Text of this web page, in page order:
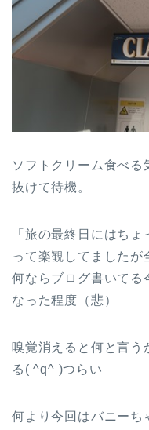
ソフトクリーム食べ
抜けて待機。
「旅の最終日にはち
って楽観してましたが
何ならブログ書いてる
なった程度（悲）
嗅覚消えると何と言う
る( ^q^ )つらい
何より今回はバニーち